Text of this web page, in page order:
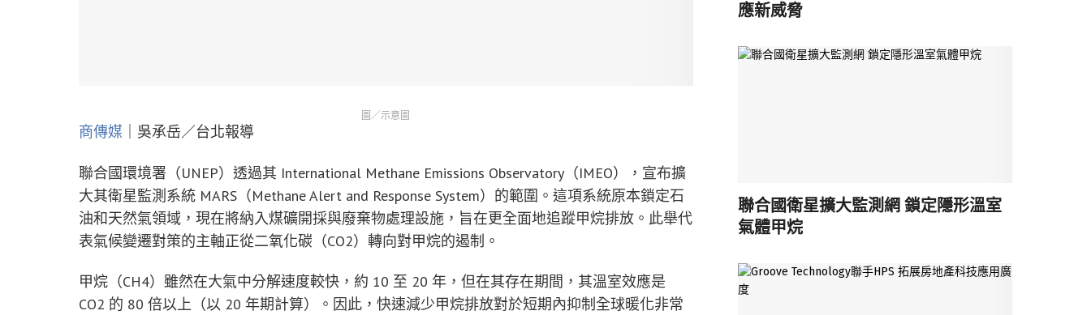
圖／示意圖
商傳媒 ｜吳承岳／台北報導
聯合國環境署（UNEP）透過其 International Methane Emissions Observatory（IMEO），宣布擴
大其衛星監測系統 MARS（Methane Alert and Response System）的範圍。這項系統原本鎖定石
油和天然氣領域，現在將納入煤礦開採與廢棄物處理設施，旨在更全面地追蹤甲烷排放。此舉代
表氣候變遷對策的主軸正從二氧化碳（CO2）轉向對甲烷的遏制。
甲烷（CH4）雖然在大氣中分解速度較快，約 10 至 20 年，但在其存在期間，其溫室效應是
CO2 的 80 倍以上（以 20 年期計算）。因此，快速減少甲烷排放對於短期內抑制全球暖化非常
應新威脅
聯合國衛星擴大監測網 鎖定隱形溫室
氣體甲烷